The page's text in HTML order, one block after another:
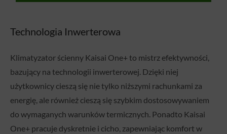
Technologia Inwerterowa
Klimatyzator ścienny Kaisai One+ to mistrz efektywności,
bazujący na technologii inwerterowej. Dzięki niej
użytkownicy cieszą się nie tylko niższymi rachunkami za
energię, ale również cieszą się szybkim dostosowywaniem
do wymaganych warunków termicznych. Ponadto Kaisai
One+ pracuje dyskretnie i cicho, zapewniając komfort w